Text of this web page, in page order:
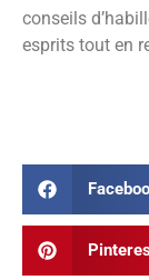
conseils
esprits tout en